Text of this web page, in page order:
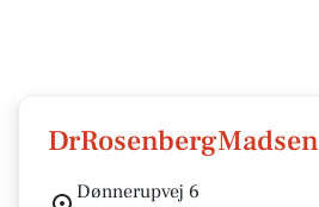
DrRosenbergMadsen
Dønnerupvej 6